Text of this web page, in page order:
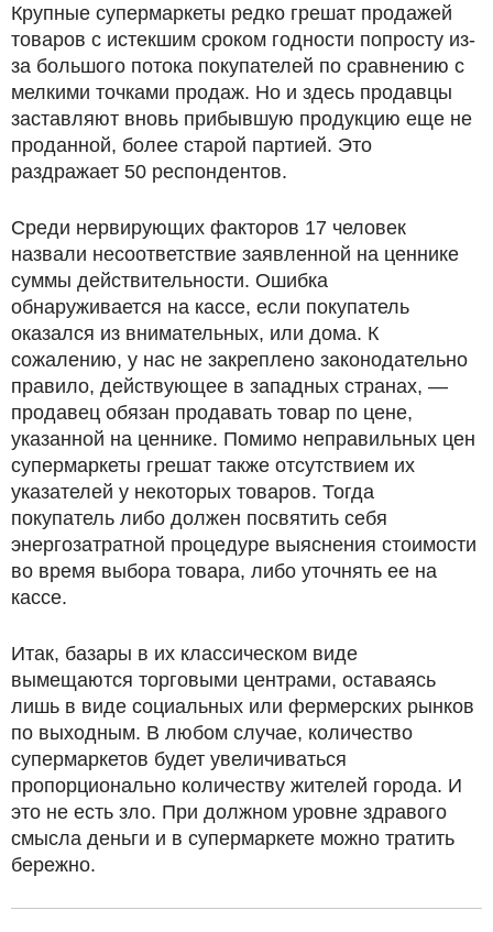
Крупные супермаркеты редко грешат продажей
товаров с истекшим сроком годности попросту из-
за большого потока покупателей по сравнению с
мелкими точками продаж. Но и здесь продавцы
заставляют вновь прибывшую продукцию еще не
проданной, более старой партией. Это
раздражает 50 респондентов.
Среди нервирующих факторов 17 человек
назвали несоответствие заявленной на ценнике
суммы действительности. Ошибка
обнаруживается на кассе, если покупатель
оказался из внимательных, или дома. К
сожалению, у нас не закреплено законодательно
правило, действующее в западных странах, —
продавец обязан продавать товар по цене,
указанной на ценнике. Помимо неправильных цен
супермаркеты грешат также отсутствием их
указателей у некоторых товаров. Тогда
покупатель либо должен посвятить себя
энергозатратной процедуре выяснения стоимости
во время выбора товара, либо уточнять ее на
кассе.
Итак, базары в их классическом виде
вымещаются торговыми центрами, оставаясь
лишь в виде социальных или фермерских рынков
по выходным. В любом случае, количество
супермаркетов будет увеличиваться
пропорционально количеству жителей города. И
это не есть зло. При должном уровне здравого
смысла деньги и в супермаркете можно тратить
бережно.